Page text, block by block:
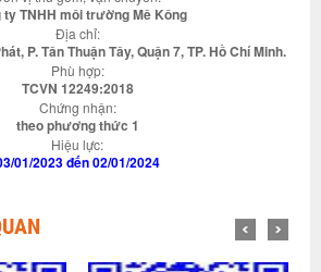
ty TNHH môi trường Mê Kông
Địa chỉ:
P. Tân Thuận Tây, Quận 7, TP. Hồ Chí Minh.
Phù hợp:
TCVN 12249:2018
Chứng nhận:
theo phương thức 1
Hiệu lực:
01/2023 đến 02/01/2024